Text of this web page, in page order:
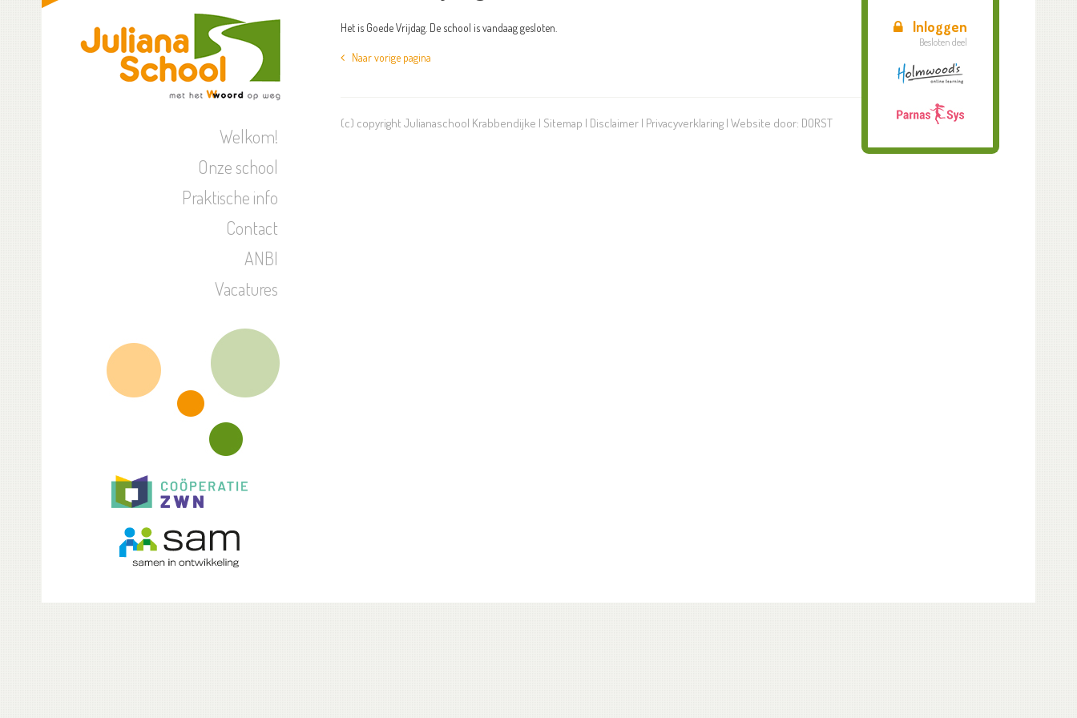
Inloggen
Besloten deel
Welkom!
Onze school
Praktische info
Contact
ANBI
Vacatures
Het is Goede Vrijdag. De school is vandaag gesloten.
Naar vorige pagina
(c) copyright Julianaschool Krabbendijke | Sitemap | Disclaimer | Privacyverklaring | Website door: DORST